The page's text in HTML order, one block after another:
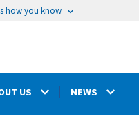
how you know
US NEWS